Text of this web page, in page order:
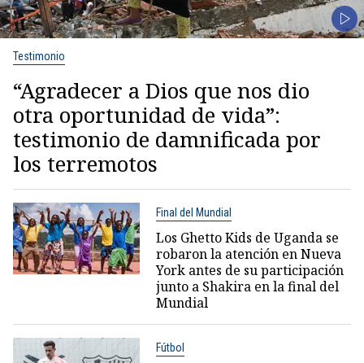
Testimonio
“Agradecer a Dios que nos dio
otra oportunidad de vida”:
testimonio de damnificada por
los terremotos
Final del Mundial
Los Ghetto Kids de Uganda se
robaron la atención en Nueva
York antes de su participación
junto a Shakira en la final del
Mundial
Fútbol